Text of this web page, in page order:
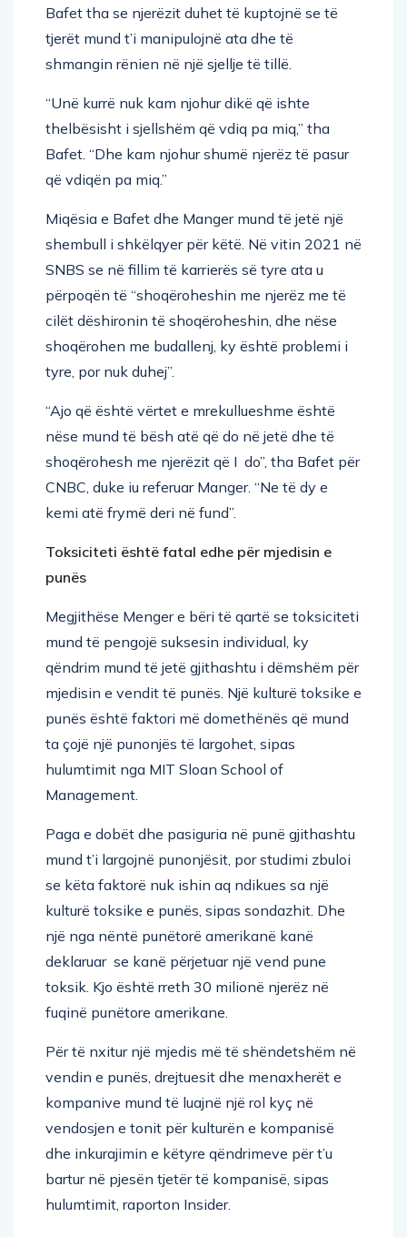
Bafet tha se njerëzit duhet të kuptojnë se të
tjerët mund t’i manipulojnë ata dhe të
shmangin rënien në një sjellje të tillë.
“Unë kurrë nuk kam njohur dikë që ishte
thelbësisht i sjellshëm që vdiq pa miq,” tha
Bafet. “Dhe kam njohur shumë njerëz të pasur
që vdiqën pa miq.”
Miqësia e Bafet dhe Manger mund të jetë një
shembull i shkëlqyer për këtë. Në vitin 2021 në
SNBS se në fillim të karrierës së tyre ata u
përpoqën të “shoqëroheshin me njerëz me të
cilët dëshironin të shoqëroheshin, dhe nëse
shoqërohen me budallenj, ky është problemi i
tyre, por nuk duhej”.
“Ajo që është vërtet e mrekullueshme është
nëse mund të bësh atë që do në jetë dhe të
shoqërohesh me njerëzit që I do”, tha Bafet për
CNBC, duke iu referuar Manger. “Ne të dy e
kemi atë frymë deri në fund”.
Toksiciteti është fatal edhe për mjedisin e
punës
Megjithëse Menger e bëri të qartë se toksiciteti
mund të pengojë suksesin individual, ky
qëndrim mund të jetë gjithashtu i dëmshëm për
mjedisin e vendit të punës. Një kulturë toksike e
punës është faktori më domethënës që mund
ta çojë një punonjës të largohet, sipas
hulumtimit nga MIT Sloan School of
Management.
Paga e dobët dhe pasiguria në punë gjithashtu
mund t’i largojnë punonjësit, por studimi zbuloi
se këta faktorë nuk ishin aq ndikues sa një
kulturë toksike e punës, sipas sondazhit. Dhe
një nga nëntë punëtorë amerikanë kanë
deklaruar se kanë përjetuar një vend pune
toksik. Kjo është rreth 30 milionë njerëz në
fuqinë punëtore amerikane.
Për të nxitur një mjedis më të shëndetshëm në
vendin e punës, drejtuesit dhe menaxherët e
kompanive mund të luajnë një rol kyç në
vendosjen e tonit për kulturën e kompanisë
dhe inkurajimin e këtyre qëndrimeve për t’u
bartur në pjesën tjetër të kompanisë, sipas
hulumtimit, raporton Insider.